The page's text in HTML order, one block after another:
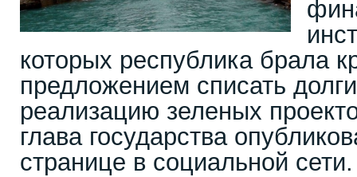
которых республика брала
предложением списать
реализацию зеленых
глава государства
странице в социальной сети.